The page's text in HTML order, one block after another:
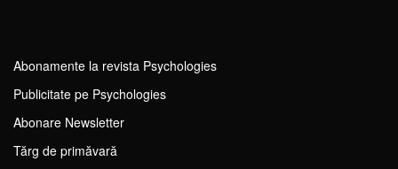
Abonamente la revista Psychologies
Publicitate pe Psychologies
Abonare Newsletter
Tărg de primăvară